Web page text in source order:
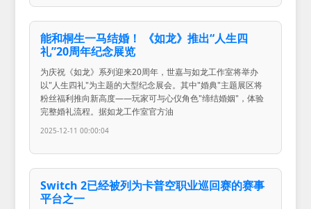
能和桐生一马结婚！ 《如龙》推出“人生四
礼”20周年纪念展览
为庆祝《如龙》系列迎来20周年，世嘉与如龙工作室将举办
以"人生四礼"为主题的大型纪念展会。其中"婚典"主题展区将
粉丝福利推向新高度——玩家可与心仪角色"缔结婚姻"，体验
完整婚礼流程。据如龙工作室官方油
2025-12-11 00:00:04
Switch 2已经被列为卡普空职业巡回赛的赛事
平台之一